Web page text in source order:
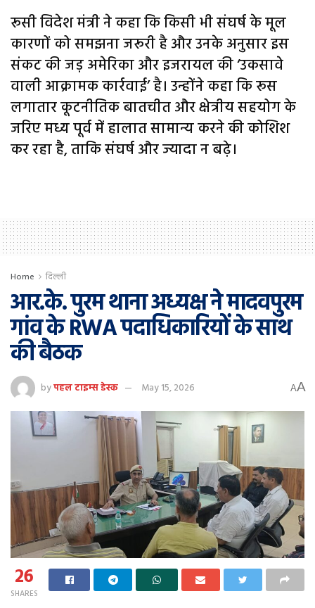
रूसी विदेश मंत्री ने कहा कि किसी भी संघर्ष के मूल
कारणों को समझना जरूरी है और उनके अनुसार इस
संकट की जड़ अमेरिका और इजरायल की ‘उकसावे
वाली आक्रामक कार्रवाई’ है। उन्होंने कहा कि रूस
लगातार कूटनीतिक बातचीत और क्षेत्रीय सहयोग के
जरिए मध्य पूर्व में हालात सामान्य करने की कोशिश
कर रहा है, ताकि संघर्ष और ज्यादा न बढ़े।
Home दिल्ली
आर.के. पुरम थाना अध्यक्ष ने मादवपुरम
गांव के RWA पदाधिकारियों के साथ
की बैठक
byपहल टाइम्स डेस्क May 15, 2026 AA
26
SHARES